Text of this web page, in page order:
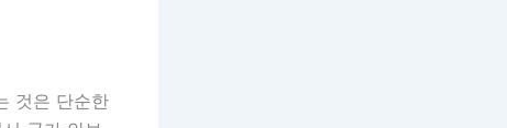
것은 단순한